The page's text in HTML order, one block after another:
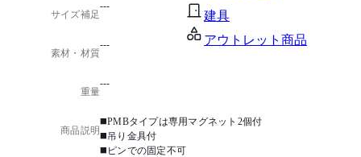
建具
アウトレット商品
サイズ補足
---
素材・材質
---
重量
---
商品説明
◼️PMBタイプは専用マグネット2個付
◼️吊り金具付
◼️ピンでの固定不可